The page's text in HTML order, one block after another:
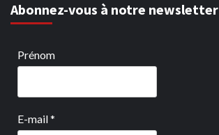
Abonnez-vous à notre newsletter
Prénom
E-mail*